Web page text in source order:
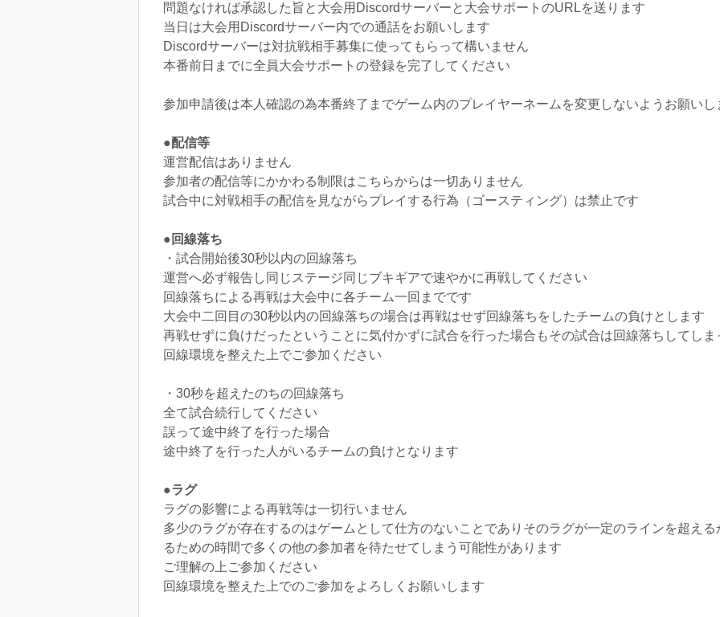
問題なければ承認した旨と大会用Discordサーバーと大会サポートのURLを送ります
当日は大会用Discordサーバー内での通話をお願いします
Discordサーバーは対抗戦相手募集に使ってもらって構いません
本番前日までに全員大会サポートの登録を完了してください
参加申請後は本人確認の為本番終了までゲーム内のプレイヤーネームを変更しないようお願いし
●配信等
運営配信はありません
参加者の配信等にかかわる制限はこちらからは一切ありません
試合中に対戦相手の配信を見ながらプレイする行為（ゴースティング）は禁止です
●回線落ち
・試合開始後30秒以内の回線落ち
運営へ必ず報告し同じステージ同じブキギアで速やかに再戦してください
回線落ちによる再戦は大会中に各チーム一回までです
大会中二回目の30秒以内の回線落ちの場合は再戦はせず回線落ちをしたチームの負けとします
再戦せずに負けだったということに気付かずに試合を行った場合もその試合は回線落ちしてし
回線環境を整えた上でご参加ください
・30秒を超えたのちの回線落ち
全て試合続行してください
誤って途中終了を行った場合
途中終了を行った人がいるチームの負けとなります
●ラグ
ラグの影響による再戦等は一切行いません
多少のラグが存在するのはゲームとして仕方のないことでありそのラグが一定のラインを超え
るための時間で多くの他の参加者を待たせてしまう可能性があります
ご理解の上ご参加ください
回線環境を整えた上でのご参加をよろしくお願いします